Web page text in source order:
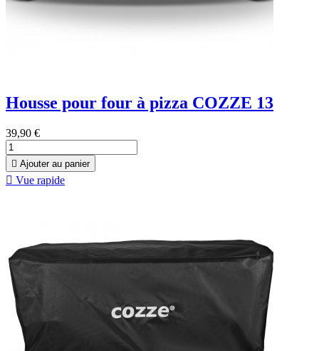
Housse pour four à pizza COZZE 13
39,90 €
 Ajouter au panier
 Vue rapide